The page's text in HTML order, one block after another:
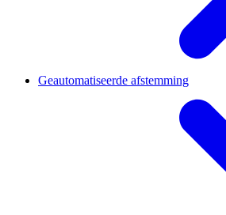
Geautomatiseerde afstemming